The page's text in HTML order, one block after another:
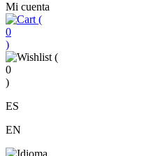
Mi cuenta
(
0
)
(
0
)
ES
EN